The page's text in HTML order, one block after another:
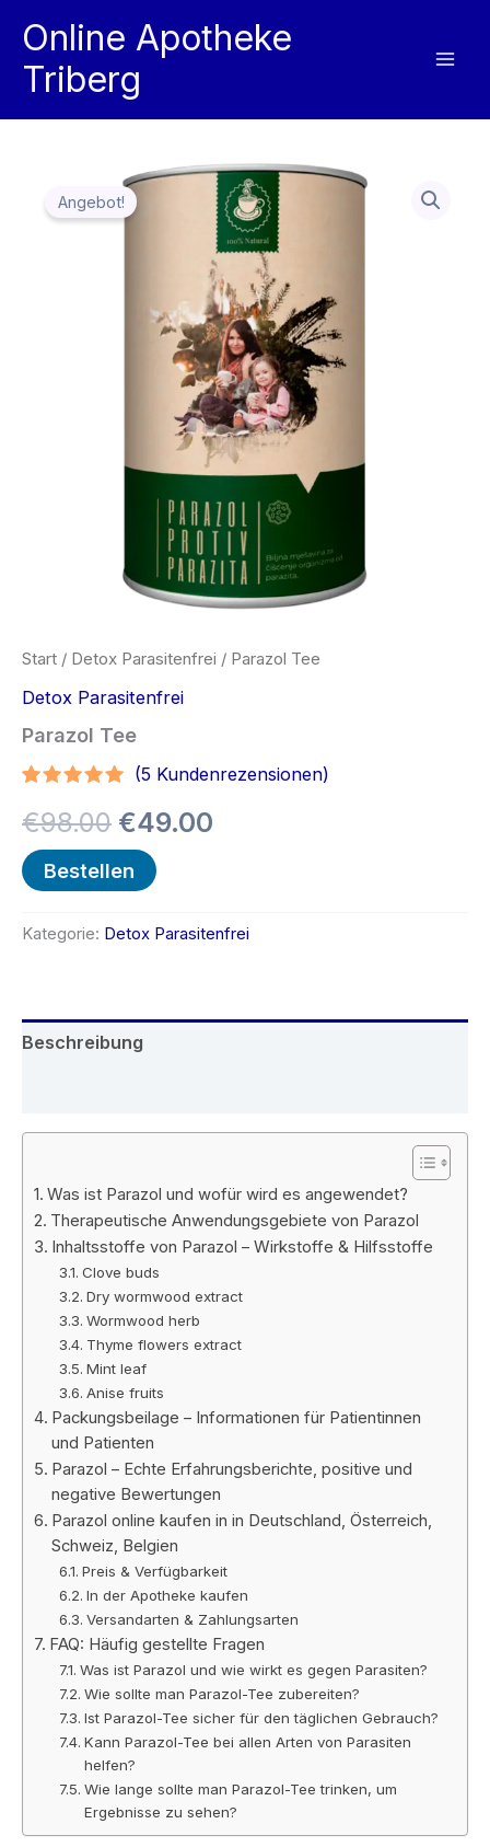
Inhalt
springen
Online Apotheke
Triberg
Angebot!
Start / Detox Parasitenfrei / Parazol Tee
Detox Parasitenfrei
Parazol Tee
mit 4.75
von 5,
basierend
auf
Kundenbewertungen
(5Kundenrezensionen)
€98.00 Ursprünglicher
Preis
€49.00
Bestellen
Kategorie: Detox Parasitenfrei
Beschreibung
Was ist Parazol und wofür wird es angewendet?
Therapeutische Anwendungsgebiete von Parazol
Inhaltsstoffe von Parazol – Wirkstoffe & Hilfsstoffe
Clove buds
Dry wormwood extract
Wormwood herb
Thyme flowers extract
Mint leaf
Anise fruits
Packungsbeilage – Informationen für Patientinnen
und Patienten
Parazol – Echte Erfahrungsberichte, positive und
negative Bewertungen
Parazol online kaufen in in Deutschland, Österreich,
Schweiz, Belgien
Preis & Verfügbarkeit
In der Apotheke kaufen
Versandarten & Zahlungsarten
FAQ: Häufig gestellte Fragen
Was ist Parazol und wie wirkt es gegen Parasiten?
Wie sollte man Parazol-Tee zubereiten?
Ist Parazol-Tee sicher für den täglichen Gebrauch?
Kann Parazol-Tee bei allen Arten von Parasiten
helfen?
Wie lange sollte man Parazol-Tee trinken, um
Ergebnisse zu sehen?